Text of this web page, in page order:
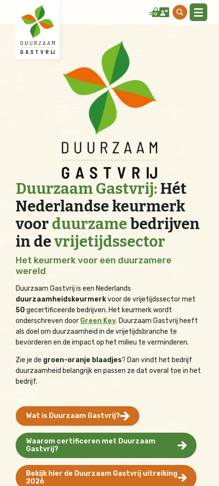
Duurzaam Gastvrij: Hét
Nederlandse keurmerk
voor duurzame bedrijven
in devrijetijdssector
Het keurmerk voor een duurzamere
wereld
Duurzaam Gastvrij is een Nederlands
duurzaamheidskeurmerkvoor de vrijetijdssector met
50 gecertificeerde bedrijven. Het keurmerk wordt
onderschreven door Green Key. Duurzaam Gastvrij heeft
als doel om duurzaamheid in de vrijetijdsbranche te
bevorderen en de impact op het milieu te verminderen.
Zie je de groen-oranje blaadjes? Dan vindt het bedrijf
duurzaamheid belangrijk en passen ze dat overal toe in het
bedrijf.
Wat is Duurzaam Gastvrij?
Waarom certificeren met Duurzaam
Gastvrij?
Bekijk hier de Duurzaam Gastvrij uitreiking
2026